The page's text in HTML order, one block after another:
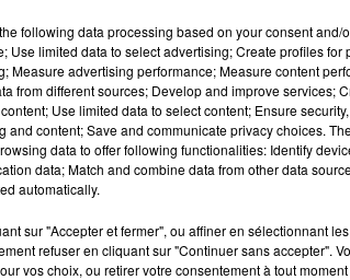
following data processing based on your consent and/
Use limited data to select advertising; Create profiles
Measure advertising performance; Measure content
from different sources; Develop and improve services;
Use limited data to select content; Ensure
and content; Save and communicate privacy choices.
data to offer following functionalities: Identify
data; Match and combine data from other data
automatically.
sur "Accepter et fermer", ou affiner en sélectionnant
refuser en cliquant sur "Continuer sans accepter".
vos choix, ou retirer votre consentement à tout